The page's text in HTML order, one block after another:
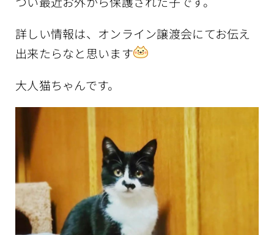
詳しい情報は、オンライン譲渡会にてお伝え
出来たらなと思います
大人猫ちゃんです。